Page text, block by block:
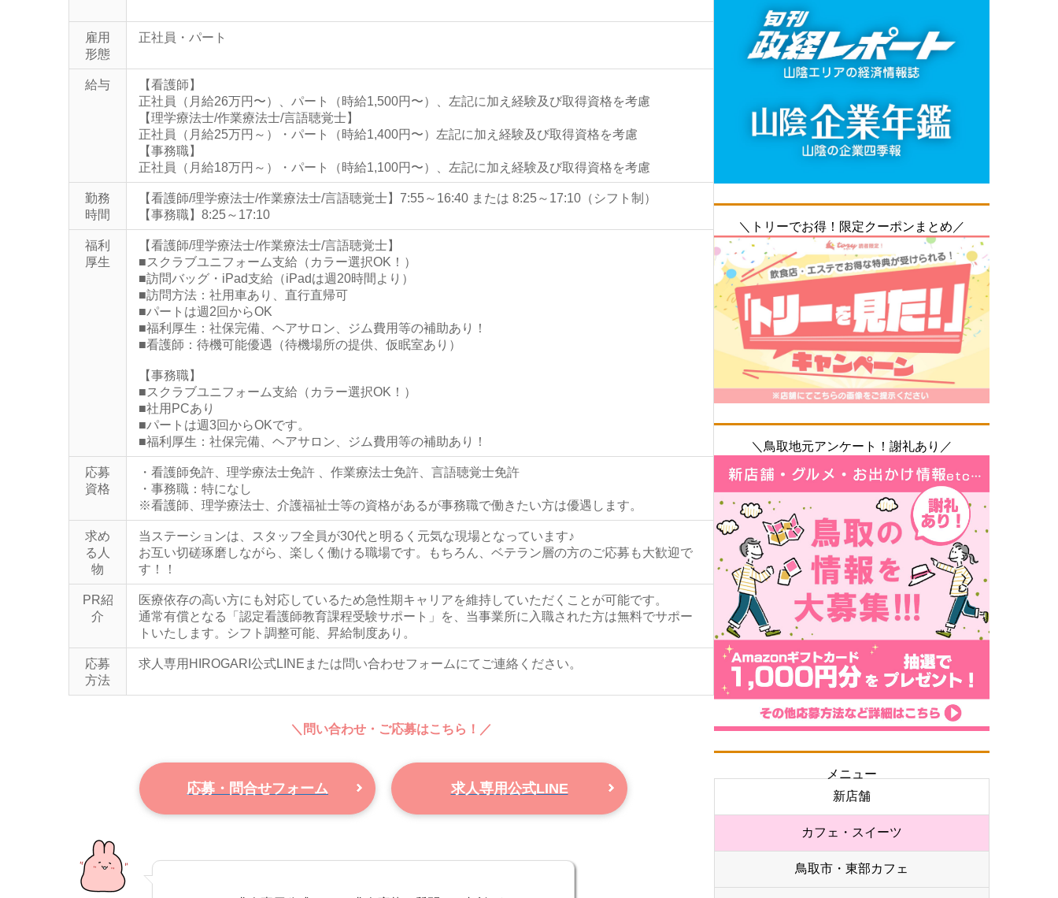
雇用
形態
正社員・パート
給与
【看護師】
正社員（月給26万円〜）、パート（時給1,500円〜）、左記に加え経験及び取得資格を考慮
【理学療法士/作業療法士/言語聴覚士】
正社員（月給25万円～）・パート（時給1,400円〜）左記に加え経験及び取得資格を考慮
【事務職】
正社員（月給18万円～）・パート（時給1,100円〜）、左記に加え経験及び取得資格を考慮
勤務
時間
【看護師/理学療法士/作業療法士/言語聴覚士】7:55～16:40 または 8:25～17:10（シフト制）
【事務職】8:25～17:10
福利
厚生
【看護師/理学療法士/作業療法士/言語聴覚士】
■スクラブユニフォーム支給（カラー選択OK！）
■訪問バッグ・iPad支給（iPadは週20時間より）
■訪問方法：社用車あり、直行直帰可
■パートは週2回からOK
■福利厚生：社保完備、ヘアサロン、ジム費用等の補助あり！
■看護師：待機可能優遇（待機場所の提供、仮眠室あり）
【事務職】
■スクラブユニフォーム支給（カラー選択OK！）
■社用PCあり
■パートは週3回からOKです。
■福利厚生：社保完備、ヘアサロン、ジム費用等の補助あり！
応募
資格
・看護師免許、理学療法士免許 、作業療法士免許、言語聴覚士免許
・事務職：特になし
※看護師、理学療法士、介護福祉士等の資格があるが事務職で働きたい方は優遇します。
求め
る人
物
当ステーションは、スタッフ全員が30代と明るく元気な現場となっています♪
お互い切磋琢磨しながら、楽しく働ける職場です。もちろん、ベテラン層の方のご応募も大歓迎で
す！！
PR紹
介
医療依存の高い方にも対応しているため急性期キャリアを維持していただくことが可能です。
通常有償となる「認定看護師教育課程受験サポート」を、当事業所に入職された方は無料でサポー
トいたします。シフト調整可能、昇給制度あり。
応募
方法
求人専用HIROGARI公式LINEまたは問い合わせフォームにてご連絡ください。
＼問い合わせ・ご応募はこちら！／
応募・問合せフォーム 求人専用公式LINE
＼トリーでお得！限定クーポンまとめ／
＼鳥取地元アンケート！謝礼あり／
メニュー
新店舗
カフェ・スイーツ
鳥取市・東部カフェ